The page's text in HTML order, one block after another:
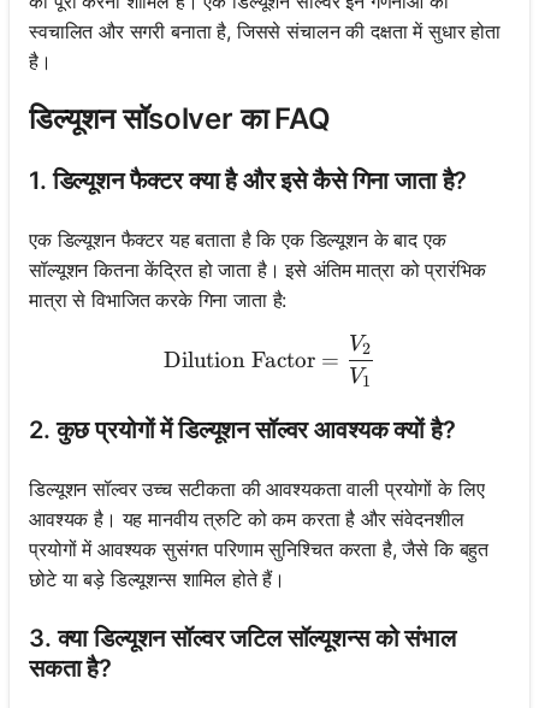
स्वचालित और सगरी बनाता है, जिससे संचालन की दक्षता में सुधार होता
है।
डिल्यूशन सॉsolver का FAQ
1. डिल्यूशन फैक्टर क्या है और इसे कैसे गिना जाता है?
एक डिल्यूशन फैक्टर यह बताता है कि एक डिल्यूशन के बाद एक
सॉल्यूशन कितना केंद्रित हो जाता है। इसे अंतिम मात्रा को प्रारंभिक
मात्रा से विभाजित करके गिना जाता है:
\text{Dilution Factor} =
Dilution Factor =
V1
V2
2. कुछ प्रयोगों में डिल्यूशन सॉल्वर आवश्यक क्यों है?
डिल्यूशन सॉल्वर उच्च सटीकता की आवश्यकता वाली प्रयोगों के लिए
आवश्यक है। यह मानवीय त्रुटि को कम करता है और संवेदनशील
प्रयोगों में आवश्यक सुसंगत परिणाम सुनिश्चित करता है, जैसे कि बहुत
छोटे या बड़े डिल्यूशन्स शामिल होते हैं।
3. क्या डिल्यूशन सॉल्वर जटिल सॉल्यूशन्स को संभाल
सकता है?